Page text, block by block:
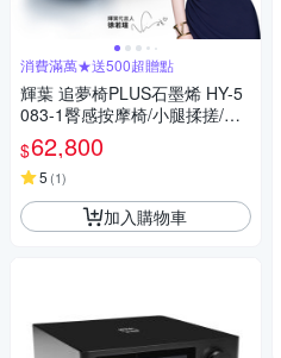
消費滿萬★送500超贈點
輝葉 追夢椅PLUS石墨烯 HY-5
083-1臀感按摩椅/小腿揉搓/零
重力/溫熱
$62,800
5 (1)
加入購物車